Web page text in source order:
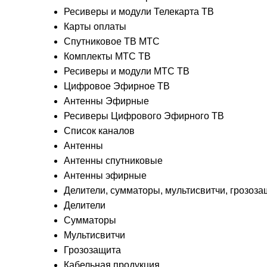
Ресиверы и модули Телекарта ТВ
Карты оплаты
Спутниковое ТВ МТС
Комплекты МТС ТВ
Ресиверы и модули МТС ТВ
Цифровое Эфирное ТВ
Антенны Эфирные
Ресиверы Цифрового Эфирного ТВ
Список каналов
Антенны
Антенны спутниковые
Антенны эфирные
Делители, сумматоры, мультисвитчи,
Делители
Сумматоры
Мультисвитчи
Грозозащита
Кабельная продукция